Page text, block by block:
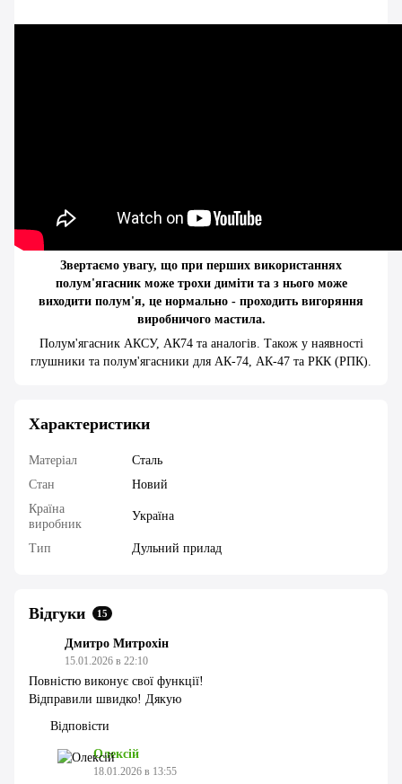
Звертаємо увагу, що при перших використаннях
полум'ягасник може трохи диміти та з нього може
виходити полум'я, це нормально - проходить вигоряння
виробничого мастила.
Полум'ягасник АКСУ, АК74 та аналогів. Також у наявності
глушники та полум'ягасники для АК-74, АК-47 та РКК (РПК).
Характеристики
Матеріал
Сталь
Стан
Новий
Країна
виробник
Україна
Тип Дульний прилад
Відгуки 15
Дмитро Митрохін
15.01.2026 в 22:10
Повністю виконує свої функції!
Відправили швидко! Дякую
Відповісти
Олексій
18.01.2026 в 13:55